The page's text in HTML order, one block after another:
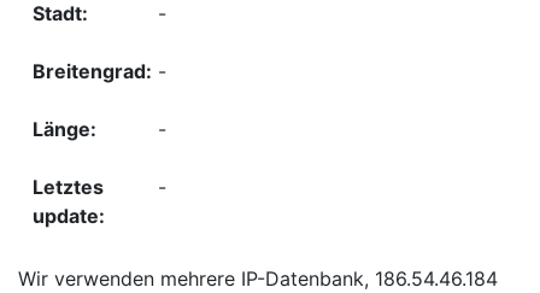
-
-
-
-
Wir verwenden mehrere IP-Datenbank, 186.54.46.184